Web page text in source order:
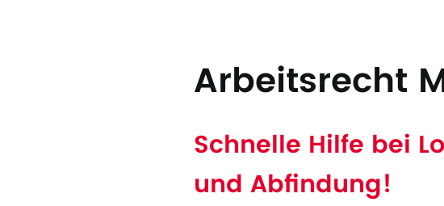
Arbeitsrecht
Schnelle Hilfe bei
und Abfindung!